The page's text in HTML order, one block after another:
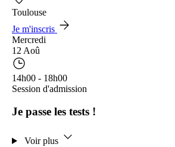
Toulouse
Je m'inscris
Mercredi
12 Aoû
14h00 - 18h00
Session d'admission
Je passe les tests !
Voir plus